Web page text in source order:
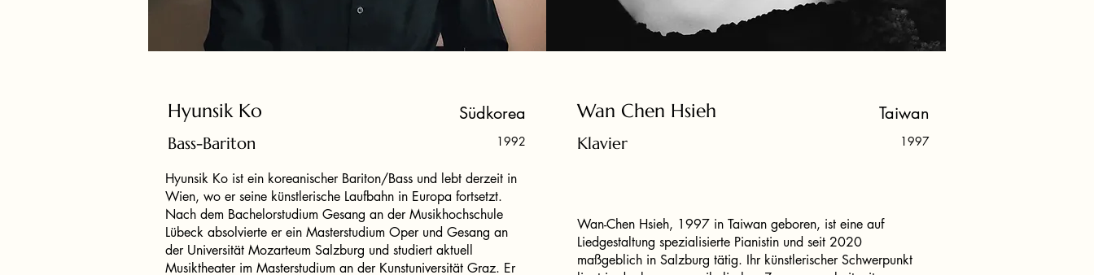
Hyunsik Ko Südkorea
Bass-Bariton 1992
Hyunsik Ko ist ein koreanischer Bariton/Bass und lebt derzeit in
Wien, wo er seine künstlerische Laufbahn in Europa fortsetzt.
Nach dem Bachelorstudium Gesang an der Musikhochschule
Lübeck absolvierte er ein Masterstudium Oper und Gesang an
der Universität Mozarteum Salzburg und studiert aktuell
Musiktheater im Masterstudium an der Kunstuniversität Graz. Er
Wan Chen Hsieh Taiwan
Klavier 1997
Wan-Chen Hsieh, 1997 in Taiwan geboren, ist eine auf
Liedgestaltung spezialisierte Pianistin und seit 2020
maßgeblich in Salzburg tätig. Ihr künstlerischer Schwerpunkt